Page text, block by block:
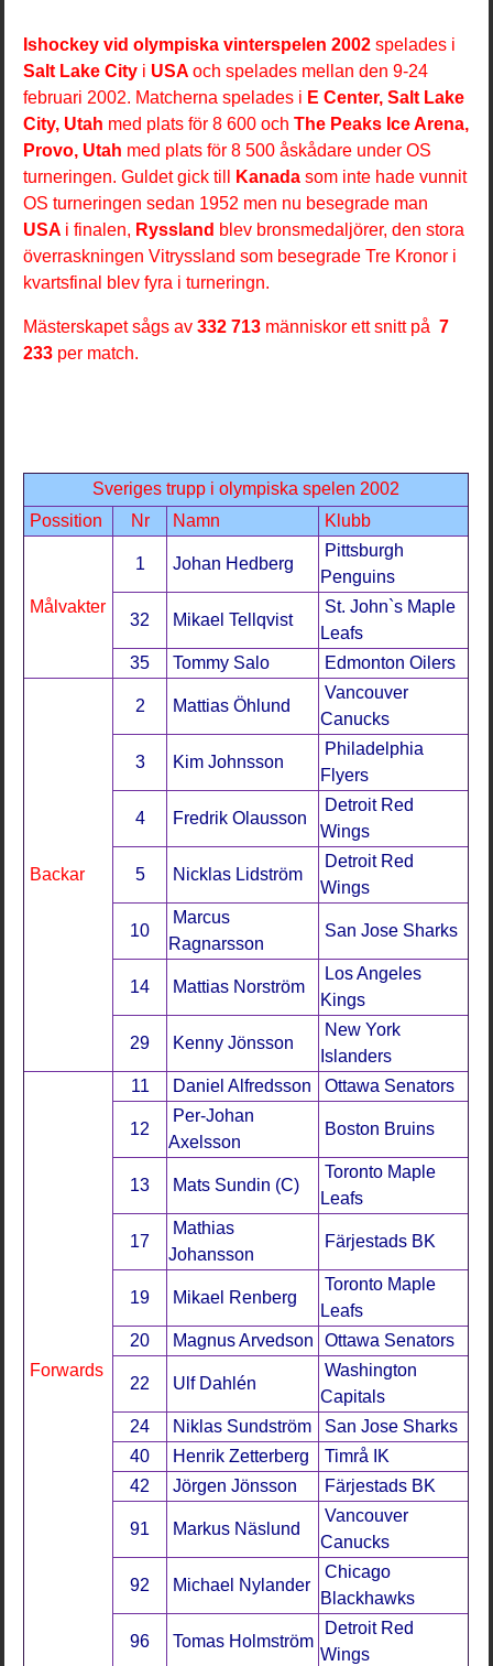
Ishockey vid olympiska vinterspelen 2002 spelades i
Salt Lake City i USAoch spelades mellan den 9-24
februari 2002. Matcherna spelades i E Center, Salt Lake
City, Utah med plats för 8 600 ochThe Peaks Ice Arena,
Provo, Utah med plats för 8 500 åskådare under OS
turneringen. Guldet gick till
Kanadasom inte hade vunnit
OS turneringen sedan 1952 men nu besegrade man
USA i finalen, Ryssland blev bronsmedaljörer, den stora
överraskningen Vitryssland som besegrade Tre Kronor i
kvartsfinal blev fyra i turneringn.
Mästerskapet sågs av332 713 människor ett snitt på 7
233 per match.
Sveriges trupp i olympiska spelen 2002
Possition
Nr Namn Klubb
Målvakter
1 Johan Hedberg
Pittsburgh
Penguins
32 Mikael Tellqvist
St. John`s Maple
Leafs
35
Tommy Salo Edmonton Oilers
Backar
2 Mattias Öhlund
Vancouver
Canucks
3 Kim Johnsson
Philadelphia
Flyers
4 Fredrik Olausson
Detroit Red
Wings
5 Nicklas Lidström
Detroit Red
Wings
10
Marcus
Ragnarsson
San Jose Sharks
14 Mattias Norström
Los Angeles
Kings
29 Kenny Jönsson
New York
Islanders
Forwards
11 Daniel Alfredsson Ottawa Senators
12
Per-Johan
Axelsson
Boston Bruins
13 Mats Sundin (C)
Toronto Maple
Leafs
17
Mathias
Johansson
Färjestads BK
19 Mikael Renberg
Toronto Maple
Leafs
20
Magnus Arvedson Ottawa Senators
22 Ulf Dahlén
Washington
Capitals
24
Niklas Sundström
San Jose Sharks
40
Henrik Zetterberg
Timrå IK
42
Jörgen Jönsson Färjestads BK
91 Markus Näslund
Vancouver
Canucks
92 Michael Nylander
Chicago
Blackhawks
96 Tomas Holmström
Detroit Red
Wings